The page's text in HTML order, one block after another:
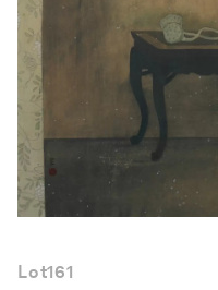
简体中文
Lot161